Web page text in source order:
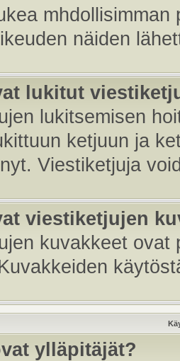
näiden
lukitut
lukitsemisen
ketjuun ja
Viestiketjuja
viestiketjujen
kuvakkeet ovat
ylläpitäjät?